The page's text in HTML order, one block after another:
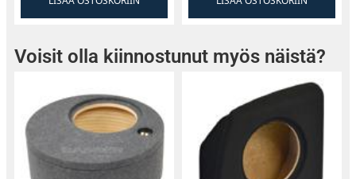
Voisit olla kiinnostunut myös näistä?